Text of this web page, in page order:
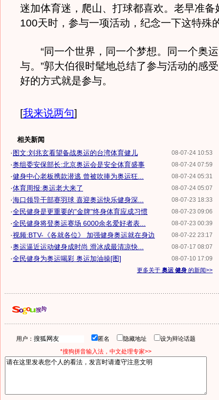
迷加体育迷，爬山、打球都喜欢。老早准备
100天时，参与一项活动，纪念一下这特殊
“同一个世界，同一个梦想。同一个奥
与。”郭大伯很时髦地总结了参与活动的感
好的方式就是参与。
[我来说两句]
相关新闻
08-07-24 10:53
·图文:刘兆玄看望备战奥运的台湾体育健儿
08-07-24 07:59
·奥组委安保部长:北京奥运会是安全体育盛事
08-07-24 05:31
·健身中心老板携款潜逃 曾被吹捧为奥运狂...
08-07-24 05:07
·体育周报:奥运老大来了
08-07-23 18:33
·海口领导干部赛羽球 喜迎奥运快乐健身深...
08-07-23 09:06
·全民健身是更重要的"金牌"终身体育应成习惯
08-07-23 00:39
·全民健身将登奥运赛场 6000余名爱好者表...
08-07-22 23:17
·视频:BTV-《各就各位》 加强健身奥运就在身边
08-07-17 08:07
·奥运逼近运动健身成时尚 滑冰成最清凉快...
08-07-10 17:09
·全民健身为奥运喝彩 奥运加油操[图]
更多关于 奥运 健身 的新闻>>
用户： 匿名 隐藏地址
设为辩论话题
*搜狗拼音输入法，中文处理专家>>